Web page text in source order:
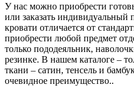
У нас можно приобрести
или заказать индивидуальный
кровати отличается от
приобрести любой предмет
только пододеяльник,
резинке. В нашем каталоге –
ткани – сатин, тенсель и
очевидное преимущество..